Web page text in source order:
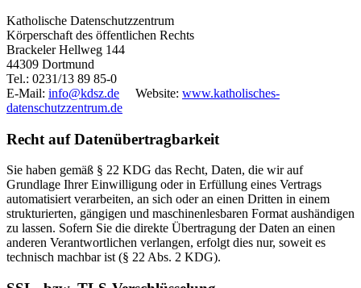
Katholische Datenschutzzentrum
Körperschaft des öffentlichen Rechts
Brackeler Hellweg 144
44309 Dortmund
Tel.: 0231/13 89 85-0
E-Mail: info@kdsz.de Website: www.katholisches-
datenschutzzentrum.de
Recht auf Datenübertragbarkeit
Sie haben gemäß § 22 KDG das Recht, Daten, die wir auf
Grundlage Ihrer Einwilligung oder in Erfüllung eines Vertrags
automatisiert verarbeiten, an sich oder an einen Dritten in einem
strukturierten, gängigen und maschinenlesbaren Format aushändigen
zu lassen. Sofern Sie die direkte Übertragung der Daten an einen
anderen Verantwortlichen verlangen, erfolgt dies nur, soweit es
technisch machbar ist (§ 22 Abs. 2 KDG).